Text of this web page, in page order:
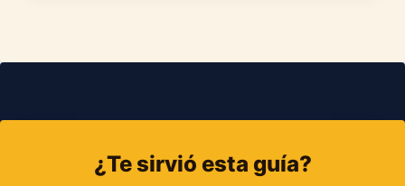
¿Te sirvió esta guía?